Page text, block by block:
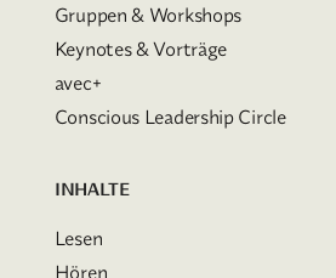
Gruppen & Workshops
Keynotes & Vorträge
avec+
Conscious Leadership Circle
INHALTE
Lesen
Hören